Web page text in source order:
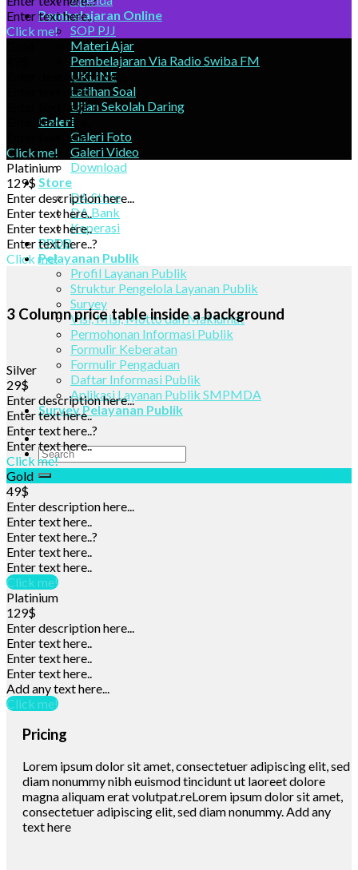
Pembelajaran Online
SOP PJJ
Materi Ajar
Pembelajaran Via Radio Swiba FM
UKLINE
Latihan Soal
Ujian Sekolah Daring
Galeri
Galeri Foto
Galeri Video
Download
Store
DA Store
DA Bank
Koperasi
PPDB
Pelayanan Publik
Profil Layanan Publik
Struktur Pengelola Layanan Publik
Survey
Visi, Misi, Motto dan Maklumat
Permohonan Informasi Publik
Formulir Keberatan
Formulir Pengaduan
Daftar Informasi Publik
Aplikasi Layanan Publik SMPMDA
Survey Pelayanan Publik
Enter text here..
Click me!
Enter description here...
Enter text here..
Enter text here..?
Enter text here..
Enter text here..
Click me!
Platinium
129$
Enter description here...
Enter text here..
Enter text here..
Enter text here..?
Click me!
3 Column price table inside a background
Silver
29$
Enter description here...
Enter text here..
Enter text here.. ?
Enter text here..
Click me!
Gold
49$
Enter description here...
Enter text here..
Enter text here.. ?
Enter text here..
Enter text here..
Click me!
Platinium
129$
Enter description here...
Enter text here..
Enter text here..
Enter text here..
Add any text here...
Click me!
Pricing
Lorem ipsum dolor sit amet, consectetuer adipiscing elit, sed
diam nonummy nibh euismod tincidunt ut laoreet dolore
magna aliquam erat volutpat.reLorem ipsum dolor sit amet,
consectetuer adipiscing elit, sed diam nonummy. Add any
text here